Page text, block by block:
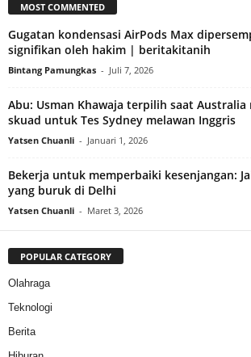
MOST COMMENTED
Gugatan kondensasi AirPods Max
signifikan oleh hakim | beritakitanih
Bintang Pamungkas - Juli 7, 2026
Abu: Usman Khawaja terpilih saat Australia
skuad untuk Tes Sydney melawan Inggris
Yatsen Chuanli - Januari 1, 2026
Bekerja untuk memperbaiki kesenjangan:
yang buruk di Delhi
Yatsen Chuanli - Maret 3, 2026
POPULAR CATEGORY
Olahraga
Teknologi
Berita